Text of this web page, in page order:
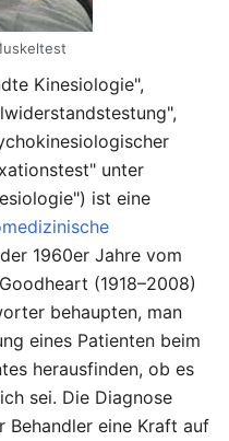
Kinesiologie",
unter
ist eine
1960er Jahre vom
(1918–2008)
behaupten, man
eines Patienten beim
herausfinden, ob es
sei. Die Diagnose
eine Kraft auf